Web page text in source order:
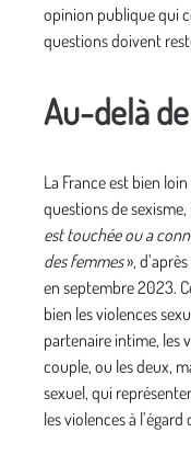
opinion publique qui
questions doivent
Au-delà
La France est bien
questions de sexisme,
est touchée ou a
des femmes»,
en septembre 2023.
bien les violences
partenaire intime, les
couple, ou les deux,
sexuel, qui
les violences à